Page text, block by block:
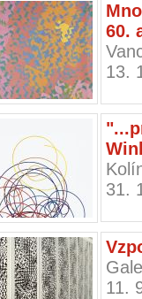
60.
13.
31.
11.